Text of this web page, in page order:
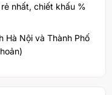
nhất, chiết khấu %
Hà Nội và Thành Phố